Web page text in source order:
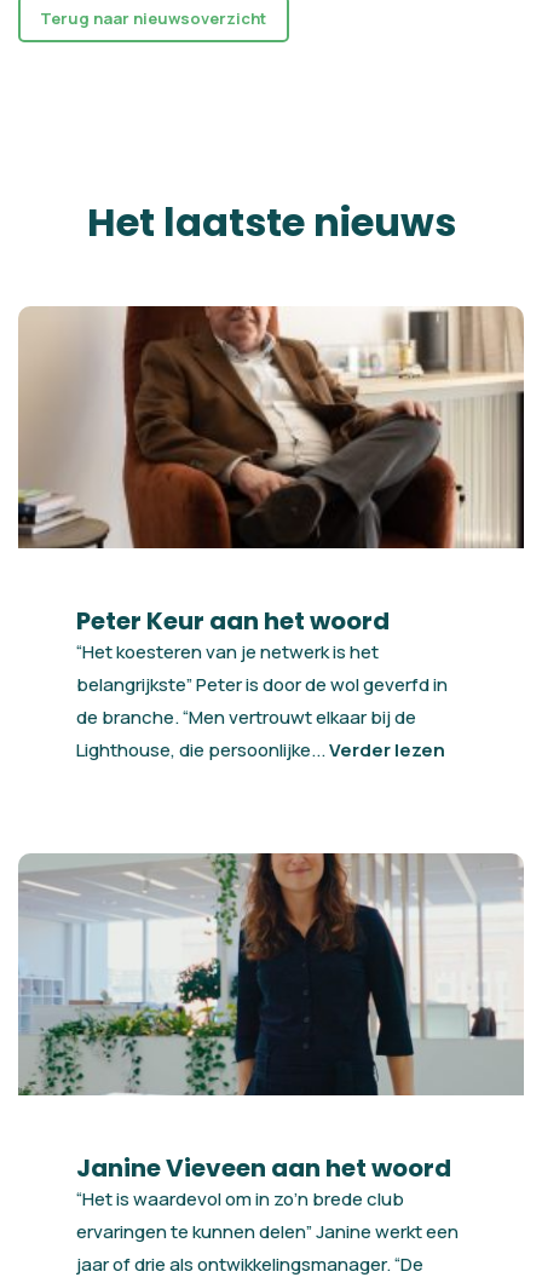
Terug naar nieuwsoverzicht
Het laatste nieuws
Peter Keur aan het woord
“Het koesteren van je netwerk is het
belangrijkste” Peter is door de wol geverfd in
de branche. “Men vertrouwt elkaar bij de
Lighthouse, die persoonlijke...Verder lezen
Janine Vieveen aan het woord
“Het is waardevol om in zo’n brede club
ervaringen te kunnen delen” Janine werkt een
jaar of drie als ontwikkelingsmanager. “De